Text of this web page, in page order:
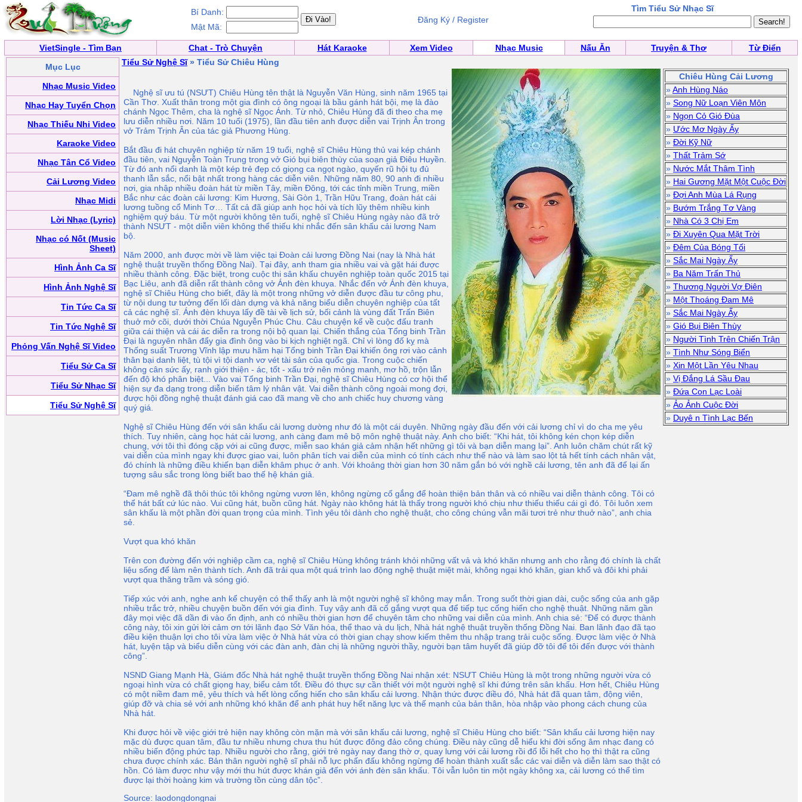
Bí Danh:
Mật Mã:
Đăng Ký / Register
Tìm Tiểu Sử Nhạc Sĩ
VietSingle - Tìm Bạn Chat - Trò Chuyện Hát Karaoke Xem Video Nhạc Music Nấu Ăn Truyện & Thơ
Từ Điển
Mục Lục
Nhạc Music Video
Nhạc Hay Tuyển Chọn
Nhạc Thiếu Nhi Video
Karaoke Video
Nhạc Tân Cổ Video
Cải Lương Video
Nhạc Midi
Lời Nhạc (Lyric)
Nhạc có Nốt (Music
Sheet)
Hình Ảnh Ca Sĩ
Hình Ảnh Nghệ Sĩ
Tin Tức Ca Sĩ
Tin Tức Nghệ Sĩ
Phỏng Vấn Nghệ Sĩ Video
Tiểu Sử Ca Sĩ
Tiểu Sử Nhạc Sĩ
Tiểu Sử Nghệ Sĩ
Tiểu Sử Nghệ Sĩ» Tiểu Sử Chiêu Hùng
Nghệ sĩ ưu tú (NSƯT) Chiêu Hùng tên thật là Nguyễn Văn Hùng, sinh năm 1965 tại
Cần Thơ. Xuất thân trong một gia đình có ông ngoại là bầu gánh hát bội, mẹ là đào
chánh Ngọc Thêm, cha là nghệ sĩ Ngọc Ánh. Từ nhỏ, Chiêu Hùng đã đi theo cha mẹ
lưu diễn nhiều nơi. Năm 10 tuổi (1975), lần đầu tiên anh được diễn vai Trịnh Ân trong
vở Trảm Trịnh Ân của tác giả Phương Hùng.
Bắt đầu đi hát chuyên nghiệp từ năm 19 tuổi, nghệ sĩ Chiêu Hùng thủ vai kép chánh
đầu tiên, vai Nguyễn Toàn Trung trong vở Gió bụi biên thùy của soạn giả Ðiêu Huyền.
Từ đó anh nổi danh là một kép trẻ đẹp có giọng ca ngọt ngào, quyến rũ hội tụ đủ
thanh lẫn sắc, nổi bật nhất trong hàng các diễn viên. Những năm 80, 90 anh đi nhiều
nơi, gia nhập nhiều đoàn hát từ miền Tây, miền Ðông, tới các tỉnh miền Trung, miền
Bắc như các đoàn cải lương: Kim Hương, Sài Gòn 1, Trần Hữu Trang, đoàn hát cải
lương tuồng cổ Minh Tơ… Tất cả đã giúp anh học hỏi và tích lũy thêm nhiều kinh
nghiệm quý báu. Từ một người không tên tuổi, nghệ sĩ Chiêu Hùng ngày nào đã trở
thành NSƯT - một diễn viên không thể thiếu khi nhắc đến sân khấu cải lương Nam
bộ.
Năm 2000, anh được mời về làm việc tại Ðoàn cải lương Ðồng Nai (nay là Nhà hát
nghệ thuật truyền thống Ðồng Nai). Tại đây, anh tham gia nhiều vai và gặt hái được
nhiều thành công. Ðặc biệt, trong cuộc thi sân khấu chuyên nghiệp toàn quốc 2015 tại
Bạc Liêu, anh đã diễn rất thành công vở Ánh đèn khuya. Nhắc đến vở Ánh đèn khuya,
nghệ sĩ Chiêu Hùng cho biết, đây là một trong những vở diễn được đầu tư công phu,
từ nội dung tư tưởng đến lối dàn dựng và khả năng biểu diễn chuyên nghiệp của tất
cả các nghệ sĩ. Ánh đèn khuya lấy đề tài về lịch sử, bối cảnh là vùng đất Trấn Biên
thuở mở cõi, dưới thời Chúa Nguyễn Phúc Chu. Câu chuyện kể về cuộc đấu tranh
giữa cái thiện và cái ác diễn ra trong nội bộ quan lại. Chiến thắng của Tổng binh Trần
Ðại là nguyên nhân đẩy gia đình ông vào bi kịch nghiệt ngã. Chỉ vì lòng đố kỵ mà
Thống suất Trương Vĩnh lập mưu hãm hại Tổng binh Trần Ðại khiến ông rơi vào cảnh
thân bại danh liệt, tù tội vì tội danh vơ vét tài sản của quốc gia. Trong cuộc chiến
không cân sức ấy, ranh giới thiện - ác, tốt - xấu trở nên mỏng manh, mơ hồ, trộn lẫn
đến độ khó phân biệt... Vào vai Tổng binh Trần Ðại, nghệ sĩ Chiêu Hùng có cơ hội thể
hiện sự đa dạng trong diễn biến tâm lý nhân vật. Vai diễn thành công ngoài mong đợi,
được hội đồng nghệ thuật đánh giá cao đã mang về cho anh chiếc huy chương vàng
quý giá.
Nghệ sĩ Chiêu Hùng đến với sân khấu cải lương dường như đó là một cái duyên. Những ngày đầu đến với cải lương chỉ vì do cha mẹ yêu
thích. Tuy nhiên, càng học hát cải lương, anh càng đam mê bộ môn nghệ thuật này. Anh cho biết: “Khi hát, tôi không kén chọn kép diễn
chung, với tôi thì đóng cặp với ai cũng được, miễn sao khán giả cảm nhận hết những gì tôi và bạn diễn mang lại”. Anh luôn chăm chút rất kỹ
vai diễn của mình ngay khi được giao vai, luôn phân tích vai diễn của mình có tính cách như thế nào và làm sao lột tả hết tính cách nhân vật,
đó chính là những điều khiến bạn diễn khâm phục ở anh. Với khoảng thời gian hơn 30 năm gắn bó với nghề cải lương, tên anh đã để lại ấn
tượng sâu sắc trong lòng biết bao thế hệ khán giả.
“Ðam mê nghề đã thôi thúc tôi không ngừng vươn lên, không ngừng cố gắng để hoàn thiện bản thân và có nhiều vai diễn thành công. Tôi có
thể hát bất cứ lúc nào. Vui cũng hát, buồn cũng hát. Ngày nào không hát là thấy trong người khó chịu như thiếu thiếu cái gì đó. Tôi luôn xem
sân khấu là một phần đời quan trọng của mình. Tình yêu tôi dành cho nghệ thuật, cho công chúng vẫn mãi tươi trẻ như thuở nào”, anh chia
sẻ.
Vượt qua khó khăn
Trên con đường đến với nghiệp cầm ca, nghệ sĩ Chiêu Hùng không tránh khỏi những vất vả và khó khăn nhưng anh cho rằng đó chính là chất
liệu sống để làm nên thành tích. Anh đã trải qua một quá trình lao động nghệ thuật miệt mài, không ngại khó khăn, gian khổ và đôi khi phải
vượt qua thăng trầm và sóng gió.
Tiếp xúc với anh, nghe anh kể chuyện có thể thấy anh là một người nghệ sĩ không may mắn. Trong suốt thời gian dài, cuộc sống của anh gặp
nhiều trắc trở, nhiều chuyện buồn đến với gia đình. Tuy vậy anh đã cố gắng vượt qua để tiếp tục cống hiến cho nghệ thuật. Những năm gần
đây mọi việc đã dần đi vào ổn định, anh có nhiều thời gian hơn để chuyên tâm cho những vai diễn của mình. Anh chia sẻ: “Ðể có được thành
công này, tôi xin gửi lời cảm ơn tới lãnh đạo Sở Văn hóa, thể thao và du lịch, Nhà hát nghệ thuật truyền thống Ðồng Nai. Ban lãnh đạo đã tạo
điều kiện thuận lợi cho tôi vừa làm việc ở Nhà hát vừa có thời gian chạy show kiếm thêm thu nhập trang trải cuộc sống. Ðược làm việc ở Nhà
hát, luyện tập và biểu diễn cùng với các đàn anh, đàn chị là những người thầy, người bạn tâm huyết đã giúp đỡ tôi để tôi đến được với thành
công”.
NSND Giang Mạnh Hà, Giám đốc Nhà hát nghệ thuật truyền thống Ðồng Nai nhận xét: NSƯT Chiêu Hùng là một trong những người vừa có
ngoại hình vừa có chất giọng hay, biểu cảm tốt. Ðiều đó thực sự cần thiết với một người nghệ sĩ khi đứng trên sân khấu. Hơn hết, Chiêu Hùng
có một niềm đam mê, yêu thích và hết lòng cống hiến cho sân khấu cải lương. Nhận thức được điều đó, Nhà hát đã quan tâm, động viên,
giúp đỡ và chia sẻ với anh những khó khăn để anh phát huy hết năng lực và thế mạnh của bản thân, hòa nhập vào phong cách chung của
Nhà hát.
Khi được hỏi về việc giới trẻ hiện nay không còn mặn mà với sân khấu cải lương, nghệ sĩ Chiêu Hùng cho biết: “Sân khấu cải lương hiện nay
mặc dù được quan tâm, đầu tư nhiều nhưng chưa thu hút được đông đảo công chúng. Ðiều này cũng dễ hiểu khi đời sống âm nhạc đang có
nhiều biến động phức tạp. Nhiều người cho rằng, giới trẻ ngày nay đang thờ ơ, quay lưng với cải lương rồi đổ lỗi hết cho họ thì thật ra cũng
chưa được chính xác. Bản thân người nghệ sĩ phải nỗ lực phấn đấu không ngừng để hoàn thành xuất sắc các vai diễn và diễn làm sao thật có
hồn. Có làm được như vậy mới thu hút được khán giả đến với ánh đèn sân khấu. Tôi vẫn luôn tin một ngày không xa, cải lương có thể tìm
được lại thời hoàng kim và trường tồn cùng dân tộc”.
Source: laodongdongnai
Chiêu Hùng Cải Lương
»Anh Hùng Náo
» Song Nữ Loạn Viên Môn
» Ngọn Cỏ Gió Đùa
» Ước Mơ Ngày Ấy
» Đời Kỹ Nữ
» Thất Trảm Sớ
» Nước Mắt Thâm Tình
» Hai Gương Mặt Một Cuộc Đời
» Đợi Anh Mùa Lá Rụng
» Bướm Trắng Tơ Vàng
» Nhà Có 3 Chị Em
» Đi Xuyên Qua Mặt Trời
» Đêm Của Bóng Tối
» Sắc Mai Ngày Ấy
» Ba Năm Trấn Thủ
» Thương Người Vợ Điên
» Một Thoáng Đam Mê
» Sắc Mai Ngày Ấy
» Gió Bụi Biên Thùy
» Người Tình Trên Chiến Trận
» Tình Như Sóng Biển
» Xin Một Lần Yêu Nhau
» Vị Đắng Lá Sầu Đau
» Đứa Con Lạc Loài
» Ảo Ảnh Cuộc Đời
» Duyê n Tình Lạc Bến